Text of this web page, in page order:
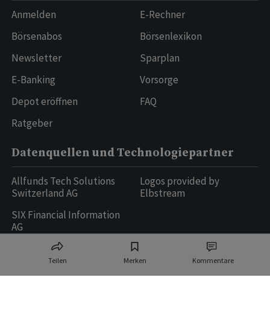
Teilen Merken Kommentare
Anmelden
Börsenabos
Newsletter
E-Banking
Depot eröffnen
Ratgeber
E-Rechner
Börsenlexikon
Sparplan
Vorsorge
FAQ
Datenquellen und Technologiepartner
Allfunds Tech Solutions
Switzerland AG
SIX Financial Information
AG
Logos provided by
Elbstream